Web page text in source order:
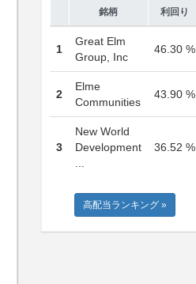
銘柄 利回り
1
Great Elm
Group, Inc
46.30 %
2
Elme
Communities
43.90 %
3
New World
Development
36.52 %
高配当ランキング »